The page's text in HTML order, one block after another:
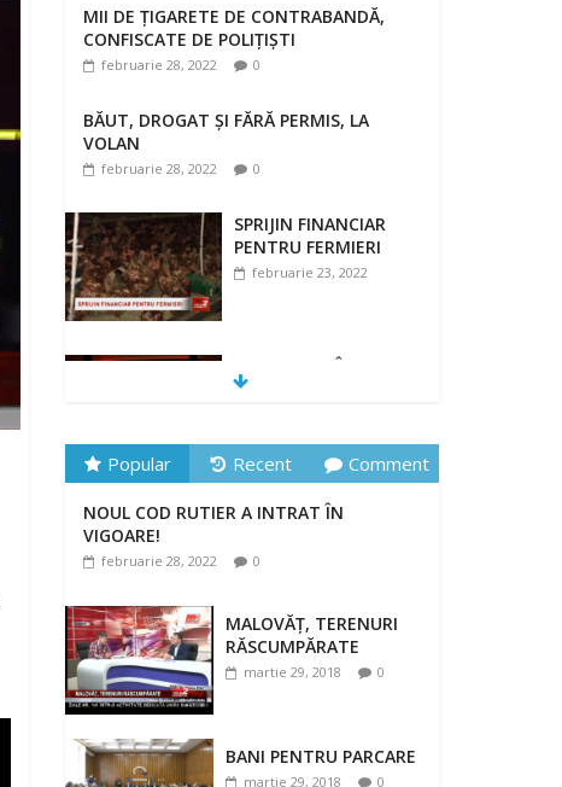
MII DE ȚIGARETE DE CONTRABANDĂ,
CONFISCATE DE POLIȚIȘTI
februarie 28, 2022 0
BĂUT, DROGAT ȘI FĂRĂ PERMIS, LA
VOLAN
februarie 28, 2022 0
SPRIJIN FINANCIAR
PENTRU FERMIERI
februarie 23, 2022
„DRAGOSTE ÎN
FĂURAR”
NOUL COD RUTIER A INTRAT ÎN
VIGOARE!
februarie 28, 2022 0
Popular Recent Comment
NOUL COD RUTIER A INTRAT ÎN
VIGOARE!
februarie 28, 2022 0
MALOVĂȚ, TERENURI
RĂSCUMPĂRATE
martie 29, 2018 0
BANI PENTRU PARCARE
martie 29, 2018 0